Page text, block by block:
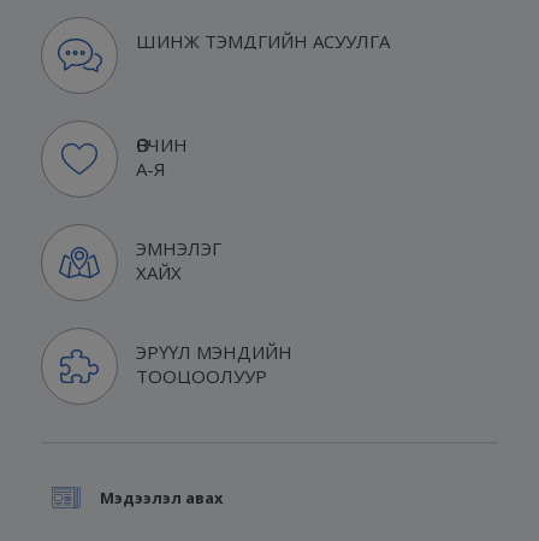
ШИНЖ ТЭМДГИЙН АСУУЛГА
ӨВЧИН
А-Я
ЭМНЭЛЭГ
ХАЙХ
ЭРҮҮЛ МЭНДИЙН
ТООЦООЛУУР
Мэдээлэл авах